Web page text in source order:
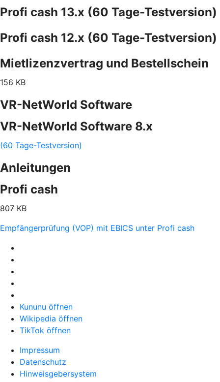
Profi cash 13.x (60 Tage-Testversion)
Profi cash 12.x (60 Tage-Testversion)
Mietlizenzvertrag und Bestellschein
156 KB
VR-NetWorld Software
VR-NetWorld Software 8.x
(60 Tage-Testversion)
Anleitungen
Profi cash
807 KB
Empfängerprüfung (VOP) mit EBICS unter Profi cash
Kununu öffnen
Wikipedia öffnen
TikTok öffnen
Impressum
Datenschutz
Hinweisgebersystem